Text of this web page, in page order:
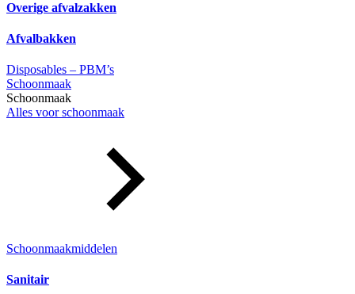
Overige afvalzakken
Afvalbakken
Disposables – PBM’s
Schoonmaak
Schoonmaak
Alles voor schoonmaak
Schoonmaakmiddelen
Sanitair